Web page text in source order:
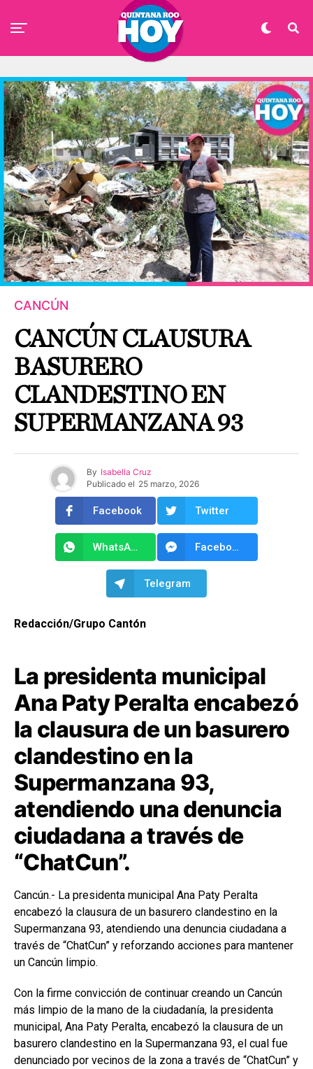
CANCÚN
CANCÚN CLAUSURA
BASURERO
CLANDESTINO EN
SUPERMANZANA 93
By Isabella Cruz
Publicado el 25 marzo, 2026
Facebook Twitter
WhatsApp Facebook Messenger
Telegram
Redacción/Grupo Cantón
La presidenta municipal
Ana Paty Peralta encabezó
la clausura de un basurero
clandestino en la
Supermanzana 93,
atendiendo una denuncia
ciudadana a través de
“ChatCun”.
Cancún.- La presidenta municipal Ana Paty Peralta
encabezó la clausura de un basurero clandestino en la
Supermanzana 93, atendiendo una denuncia ciudadana a
través de “ChatCun” y reforzando acciones para mantener
un Cancún limpio.
Con la firme convicción de continuar creando un Cancún
más limpio de la mano de la ciudadanía, la presidenta
municipal, Ana Paty Peralta, encabezó la clausura de un
basurero clandestino en la Supermanzana 93, el cual fue
denunciado por vecinos de la zona a través de “ChatCun” y